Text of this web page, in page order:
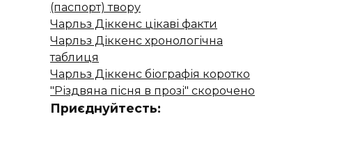
(паспорт) твору
Чарльз Діккенс цікаві факти
Чарльз Діккенс хронологічна
таблиця
Чарльз Діккенс біографія коротко
"Різдвяна пісня в прозі" скорочено
Приєднуйтесть: